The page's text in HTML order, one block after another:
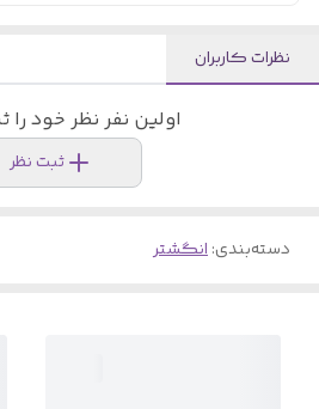
نظرات کاربران
اولین نفر نظر خود
ثبت نظر
دسته‌بندی:انگشتر